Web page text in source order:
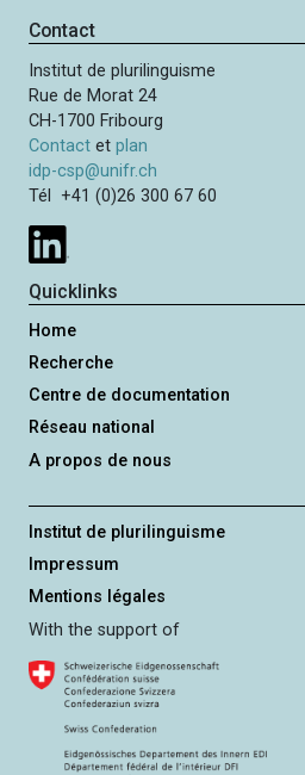
Contact
Institut de plurilinguisme
Rue de Morat 24
CH-1700 Fribourg
Contact etplan
idp-csp@unifr.ch
Tél +41 (0)26 300 67 60
Quicklinks
Home
Recherche
Centre de documentation
Réseau national
A propos de nous
Institut de plurilinguisme
Impressum
Mentions légales
With the support of